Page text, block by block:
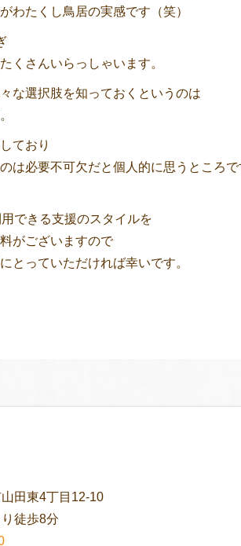
わたくし鳥居の実感です（笑）
くさんいらっしゃいます。
な選択肢を知っておくというのは
ており
は必要不可欠だと個人的に思うところ
できる支援のスタイルを
がございますので
とっていただければ幸いです。
田東4丁目12-10
り徒歩8分